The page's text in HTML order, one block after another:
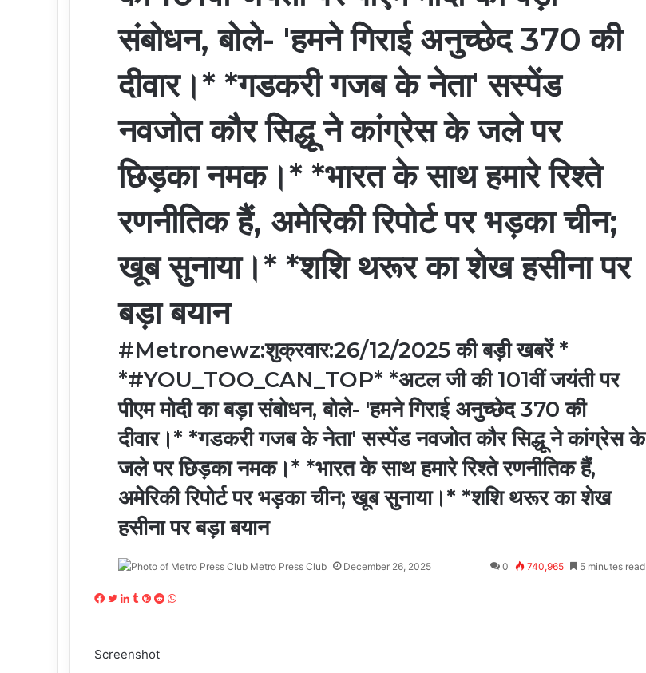
संबोधन, बोले- 'हमने गिराई अनुच्छेद 370 की
दीवार।* *गडकरी गजब के नेता' सस्पेंड
नवजोत कौर सिद्धू ने कांग्रेस के जले पर
छिड़का नमक।* *भारत के साथ हमारे रिश्ते
रणनीतिक हैं, अमेरिकी रिपोर्ट पर भड़का चीन;
खूब सुनाया।* *शशि थरूर का शेख हसीना पर
बड़ा बयान
#Metronewz:शुक्रवार:26/12/2025 की बड़ी खबरें *
*#YOU_TOO_CAN_TOP* *अटल जी की 101वीं जयंती पर
पीएम मोदी का बड़ा संबोधन, बोले- 'हमने गिराई अनुच्छेद 370 की
दीवार।* *गडकरी गजब के नेता' सस्पेंड नवजोत कौर सिद्धू ने कांग्रेस के
जले पर छिड़का नमक।* *भारत के साथ हमारे रिश्ते रणनीतिक हैं,
अमेरिकी रिपोर्ट पर भड़का चीन; खूब सुनाया।* *शशि थरूर का शेख
हसीना पर बड़ा बयान
Metro Press Club December 26, 2025 0 740,965 5 minutes read
Facebook
Twitter
LinkedIn
Tumblr
Pinterest
Reddit
WhatsApp
Screenshot